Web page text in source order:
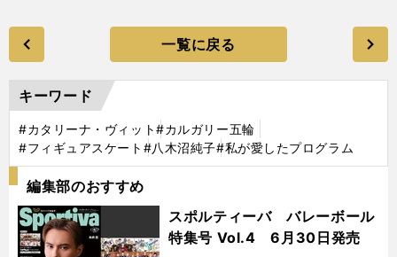
一覧に戻る
キーワード
#カタリーナ・ヴィット#カルガリー五輪
#フィギュアスケート #八木沼純子#私が愛したプログラム
編集部のおすすめ
スポルティーバ バレーボール
特集号 Vol.4 6月30日発売